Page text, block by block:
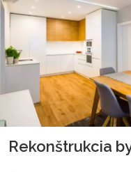
Rekonštrukcia